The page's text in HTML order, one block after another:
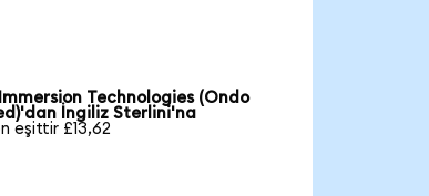
Technologies (Ondo
İngiliz Sterlini'na
eşittir £13,62